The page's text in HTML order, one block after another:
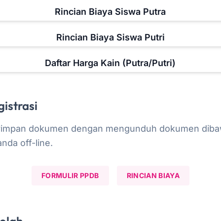
Rincian Biaya Siswa Putra
Rincian Biaya Siswa Putri
Daftar Harga Kain (Putra/Putri)
dokumen dengan mengunduh dokumen
off-line.
FORMULIR PPDB RINCIAN BIAYA